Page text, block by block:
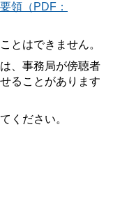
領（PDF：
とはできません。
、事務局が傍聴者
ることがあります
ください。